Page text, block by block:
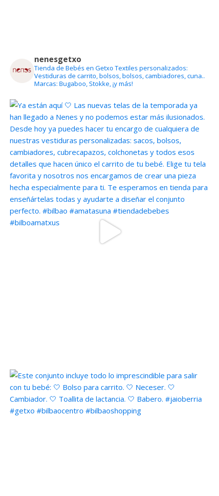
nenesgetxo
Tienda de Bebés en Getxo Textiles personalizados:
Vestiduras de carrito, bolsos, bolsos, cambiadores, cuna..
Marcas: Bugaboo, Stokke, ¡y más!